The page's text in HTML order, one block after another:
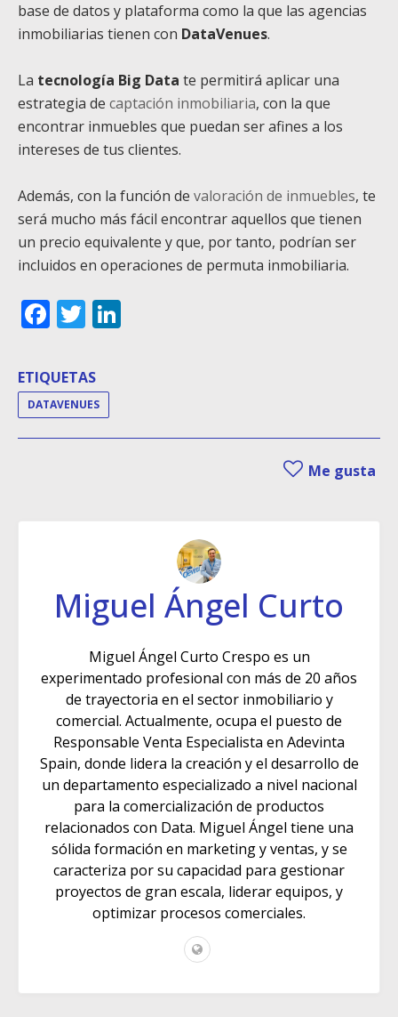
base de datos y plataforma como la que las agencias
inmobiliarias tienen con DataVenues.
La tecnología Big Data te permitirá aplicar una
estrategia de captación inmobiliaria, con la que
encontrar inmuebles que puedan ser afines a los
intereses de tus clientes.
Además, con la función de valoración de inmuebles, te
será mucho más fácil encontrar aquellos que tienen
un precio equivalente y que, por tanto, podrían ser
incluidos en operaciones de permuta inmobiliaria.
Facebook
Twitter
ETIQUETAS
DATAVENUES
Me gusta
Miguel Ángel Curto
Miguel Ángel Curto Crespo es un
experimentado profesional con más de 20 años
de trayectoria en el sector inmobiliario y
comercial. Actualmente, ocupa el puesto de
Responsable Venta Especialista en Adevinta
Spain, donde lidera la creación y el desarrollo de
un departamento especializado a nivel nacional
para la comercialización de productos
relacionados con Data. Miguel Ángel tiene una
sólida formación en marketing y ventas, y se
caracteriza por su capacidad para gestionar
proyectos de gran escala, liderar equipos, y
optimizar procesos comerciales.